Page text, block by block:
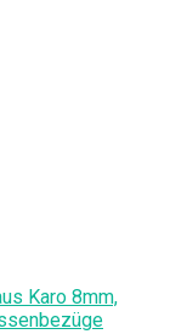
Karo 8mm,